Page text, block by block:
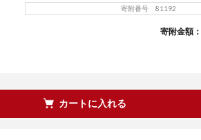
寄附番号 81192
寄附金額：
カートに入れる